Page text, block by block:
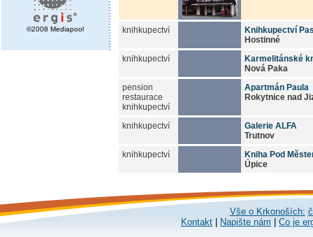
©2008 Mediapool knihkupectví
Knihkupectví
Hostinné
knihkupectví
Karmelitánské
Nová Paka
pension
restaurace
knihkupectví
Apartmán Paula
Rokytnice nad
knihkupectví
Galerie ALFA
Trutnov
knihkupectví
Kniha Pod
Úpice
Vše o Krkonoších:
Kontakt
Napište nám Co je